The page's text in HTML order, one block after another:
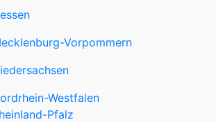
Vorpommern
Westfalen
Pfalz